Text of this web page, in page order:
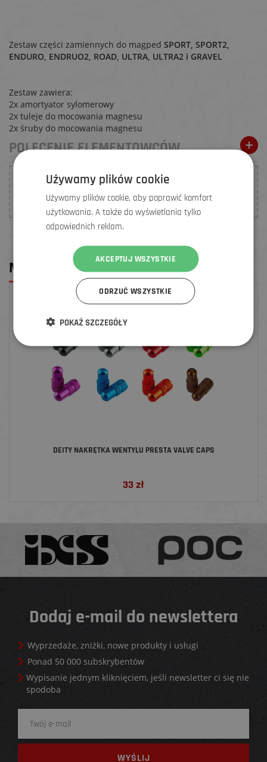
Zestaw części zamiennych do magped SPORT, SPORT2,
ENDURO, ENDRUO2, ROAD, ULTRA, ULTRA2 i GRAVEL
Zestaw zawiera:
2x amortyator sylomerowy
2x tuleje do mocowania magnesu
2x śruby do mocowania magnesu
POLECENIE ELEMENTOWCÓW
Dla tego produktu nie dodano jeszcze żadnych opinii.
Bądź pierwszy, ktododać opinię.
MOŻE CI SIĘ SPODOBAĆ
DEITY NAKRĘTKA WENTYLU PRESTA VALVE CAPS
33zł
Dodaj e-mail do newslettera
Wyprzedaże, zniżki, nowe produkty i usługi
Ponad 50 000 subskrybentów
Wypisanie jednym kliknięciem, jeśli newsletter ci się nie
spodoba
Używamy plików cookie
Używamy plików cookie, aby poprawić komfort
użytkowania. A także do wyświetlania tylko
odpowiednich reklam.
AKCEPTUJ WSZYSTKIE
ODRZUĆ WSZYSTKIE
POKAŻ SZCZEGÓŁY